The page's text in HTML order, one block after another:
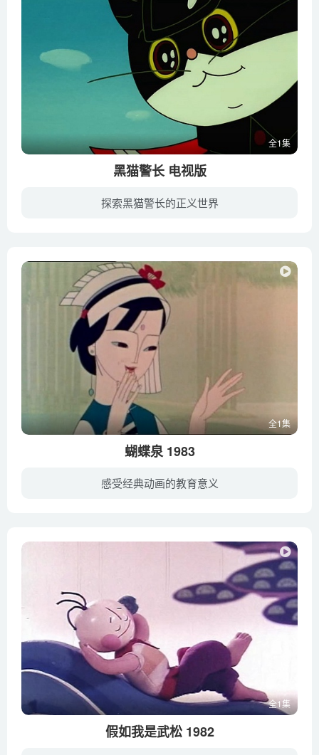
全1集
黑猫警长 电视版
探索黑猫警长的正义世界
全1集
蝴蝶泉 1983
感受经典动画的教育意义
全1集
假如我是武松 1982